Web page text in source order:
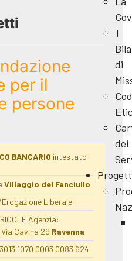
I
di
dei
per il
persone
BANCARIO intestato
Villaggio del Fanciullo
Liberale
Agenzia:
Via Cavina 29 Ravenna
1070 0003 0083 624